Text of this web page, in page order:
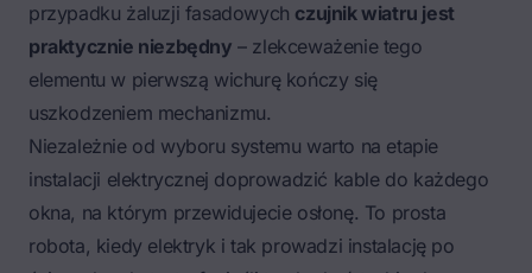
przypadku żaluzji fasadowych czujnik wiatru jest
praktycznie niezbędny – zlekceważenie tego
elementu w pierwszą wichurę kończy się
uszkodzeniem mechanizmu.
Niezależnie od wyboru systemu warto na etapie
instalacji elektrycznej doprowadzić kable do każdego
okna, na którym przewidujecie osłonę. To prosta
robota, kiedy elektryk i tak prowadzi instalację po